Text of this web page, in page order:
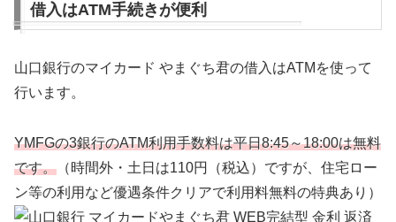
借入はATM手続きが便利
山口銀行のマイカード やまぐち君の借入はATMを使って
行います。
YMFGの3銀行のATM利用手数料は平日8:45～18:00は無料
です。 （時間外・土日は110円（税込）ですが、住宅ロー
ン等の利用など優遇条件クリアで利用料無料の特典あり）